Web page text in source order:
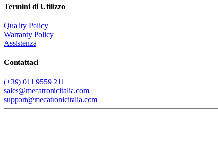
Termini di Utilizzo
Quality Policy
Warranty Policy
Assistenza
Contattaci
(+39) 011 9559 211
sales@mecatronicitalia.com
support@mecatronicitalia.com